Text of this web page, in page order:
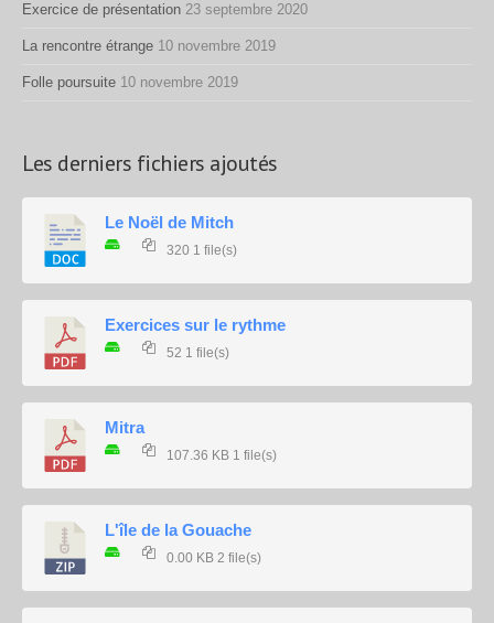
Exercice de présentation 23 septembre 2020
La rencontre étrange 10 novembre 2019
Folle poursuite 10 novembre 2019
Les derniers fichiers ajoutés
Le Noël de Mitch
320 1 file(s)
Exercices sur le rythme
52 1 file(s)
Mitra
107.36 KB 1 file(s)
L'île de la Gouache
0.00 KB 2 file(s)